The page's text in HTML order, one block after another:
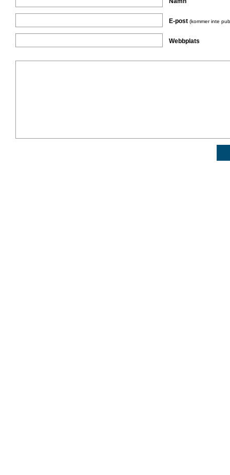
E-post (kommer inte
Webbplats